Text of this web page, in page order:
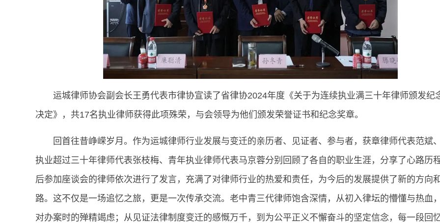
运城律师协会副会长王勇代表市律协宣读了省律协2024年度《关于为连续执业满三十年律师颁发纪
决定》，共17名执业律师获得此项殊荣，与会领导为他们颁发荣誉证书和纪念奖章。
回首往昔峥嵘岁月。作为运城律师行业发展与变迁的亲历者、见证者、参与者，获章律师代表范斌
执业超过三十年律师代表张枝梅、青年执业律师代表马京蓉分别回顾了各自的职业生涯，分享了心路历
后参加座谈会的律师依次进行了发言，充满了对律师行业的热爱和责任，为今后的发展提供了新的方向
路。这不仅是一场追忆之旅，更是一次传承交流。老中青三代律师饱含深情，从初入律坛的懵懂与热血
对办案时的殚精竭虑；从见证法律制度变迁的感慨万千，到为公平正义不懈奋斗的坚定信念，每一段回